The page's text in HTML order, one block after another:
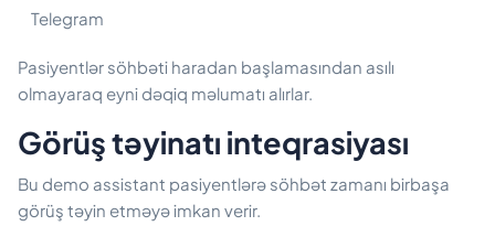
Telegram
Pasiyentlər söhbəti haradan başlamasından asılı
olmayaraq eyni dəqiq məlumatı alırlar.
Görüş təyinatı inteqrasiyası
Bu demo assistant pasiyentlərə söhbət zamanı birbaşa
görüş təyin etməyə imkan verir.